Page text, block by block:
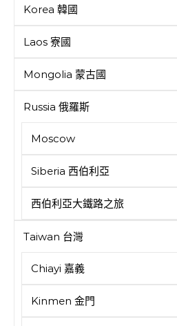
Korea 韓國
Laos 寮國
Mongolia 蒙古國
Russia 俄羅斯
Moscow
Siberia 西伯利亞
西伯利亞大鐵路之旅
Taiwan 台灣
Chiayi 嘉義
Kinmen 金門